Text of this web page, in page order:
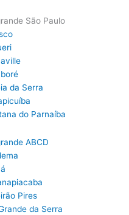
São Paulo
da Serra
do Parnaíba
ABCD
Pires
da Serra